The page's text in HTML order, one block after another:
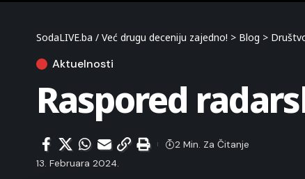
SodaLIVE.ba / Već drugu deceniju zajedno! > Blog >
Aktuelnosti
Raspored
13. Februara 2024.
2 Min. Za Čitanje